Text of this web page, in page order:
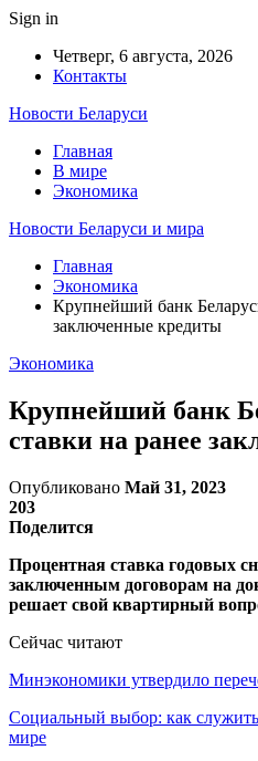
Sign in
Четверг, 6 августа, 2026
Контакты
Новости Беларуси
Главная
В мире
Экономика
Новости Беларуси и мира
Главная
Экономика
Крупнейший банк
заключенные кредиты
Экономика
Крупнейший банк
ставки на ранее
Опубликовано Май 31, 2023
203
Поделится
Процентная ставка годовых
заключенным договорам на
решает свой квартирный
Сейчас читают
Минэкономики утвердило
Социальный выбор: как
мире